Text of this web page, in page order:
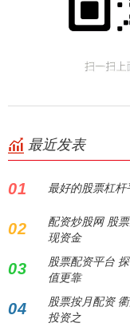
最近发表
01 最好的股票杠杆
02
配资炒股网 股
现资金
03
股票配资平台
值更靠
04
股票按月配资
投资之